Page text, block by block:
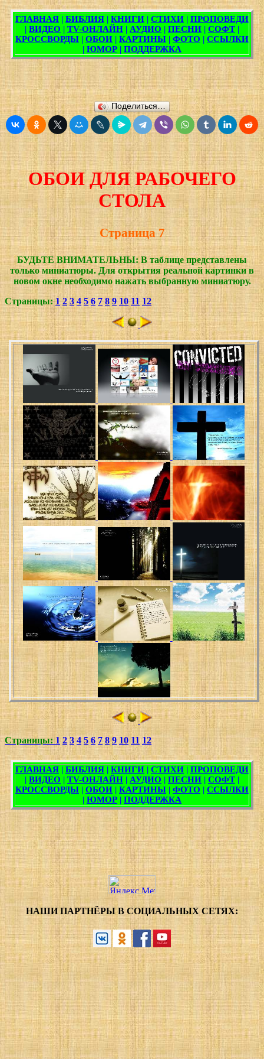
Поделиться…
ОБОИ ДЛЯ РАБОЧЕГО
СТОЛА
Страница 7
БУДЬТЕ ВНИМАТЕЛЬНЫ: В таблице представлены
только миниатюры. Для открытия реальной картинки в
новом окне необходимо нажать выбранную миниатюру.
Страницы:1 2 3 4 5 6 7 8 9 10 11 12
Страницы: 1 2 3 4 5 6 7 8 9 10 11 12